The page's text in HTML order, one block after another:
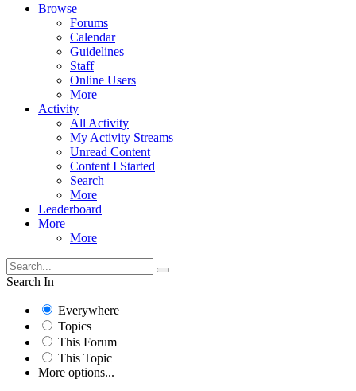
Browse
Forums
Calendar
Guidelines
Staff
Online Users
More
Activity
All Activity
My Activity Streams
Unread Content
Content I Started
Search
More
Leaderboard
More
More
Search In
Everywhere
Topics
This Forum
This Topic
More options...